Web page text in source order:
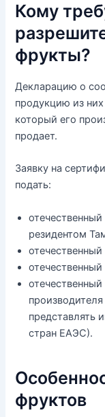
Кому
фрукты?
Декларацию о
продукцию из
который его
продает.
Заявку на
подать:
резидентом
представлять
стран ЕАЭС).
фруктов